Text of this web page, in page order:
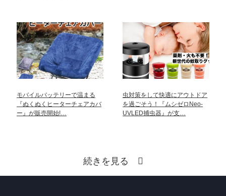
モバイルバッテリーで温まる
『ぬくぬくヒーターチェアカバ
ー』が販売開始!…
虫対策をして快適にアウトドア
を過ごそう！『ムシゼロNeo-
UVLED捕虫器』が支…
続きを見る